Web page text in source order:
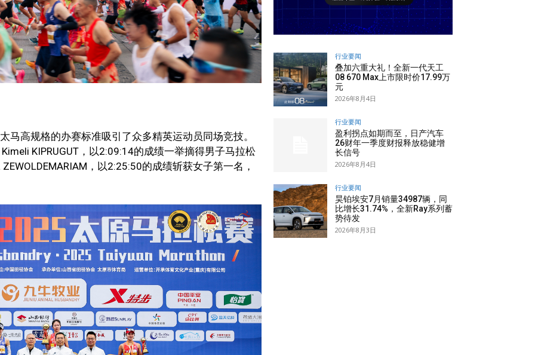
马高规格的办赛标准吸引了众多精英运动员同场竞技。
KIPRUGUT，以2:09:14的成绩一举摘得男子马拉松
，以2:25:50的成绩斩获女子第一名，
行业要闻
叠加六重大礼！全新一代天工
08 670 Max上市限时价17.99万
元
2026年8月4日
行业要闻
盈利拐点如期而至，日产汽车
26财年一季度财报释放稳健增
长信号
2026年8月4日
行业要闻
昊铂埃安7月销量34987辆，同
比增长31.74%，全新Ray系列蓄
势待发
2026年8月3日